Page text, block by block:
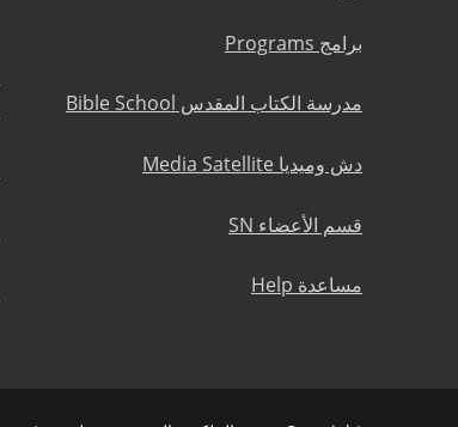
برامج Programs
مدرسة الكتاب المقدس Bible School
دش وميديا Media Satellite
قسم الأعضاء SN
مساعدة Help